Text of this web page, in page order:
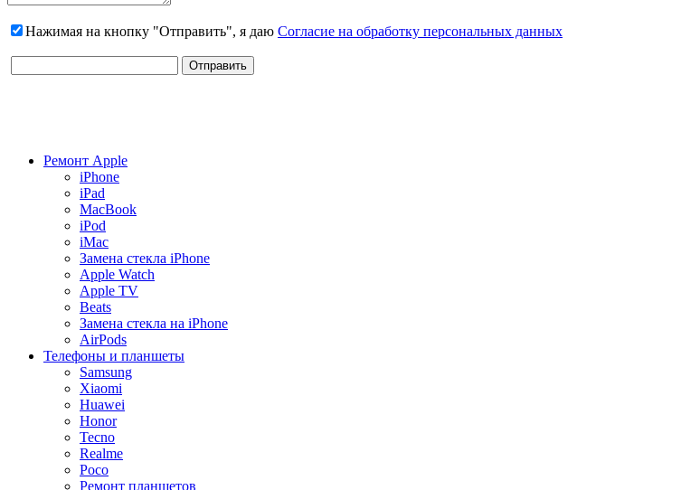
Нажимая на кнопку "Отправить", я даю Согласие на обработку персональных данных
Ремонт Apple
iPhone
iPad
MacBook
iPod
iMac
Замена стекла iPhone
Apple Watch
Apple TV
Beats
Замена стекла на iPhone
AirPods
Телефоны и планшеты
Samsung
Xiaomi
Huawei
Honor
Tecno
Realme
Poco
Ремонт планшетов